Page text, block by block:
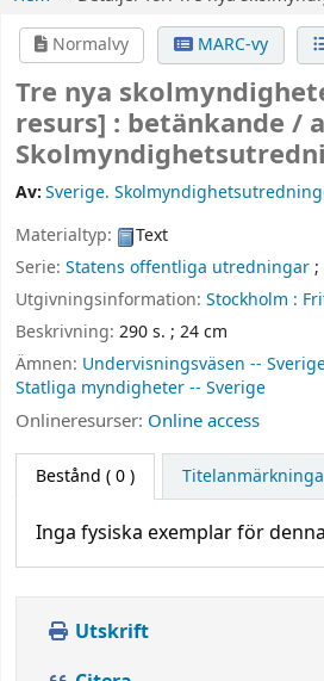
Normalvy
MARC-vy
Tre nya
resurs] : betänkande /
Av:Sverige.
Materialtyp:
Text
Serie: Statens offentliga utredningar;
Utgivningsinformation: Stockholm :
Beskrivning: 290 s. ; 24 cm
Ämnen: Undervisningsväsen --
Statliga myndigheter -- Sverige
Onlineresurser: Online access
Bestånd ( 0 )
Inga fysiska exemplar för
Utskrift